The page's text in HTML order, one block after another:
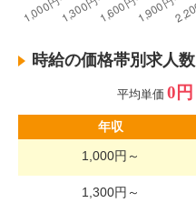
時給の価格帯別求人数
平均単価 0円
年収
1,000円～
1,300円～